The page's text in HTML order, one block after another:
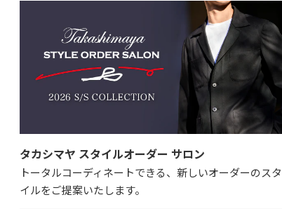
タカシマヤ スタイルオーダー サロン
トータルコーディネートできる、新しいオーダーのスタ
イルをご提案いたします。